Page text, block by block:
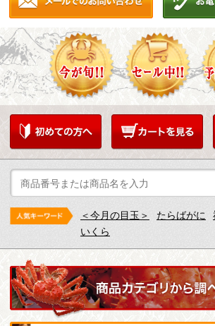
＜今月の目玉＞ たらばがに
いくら